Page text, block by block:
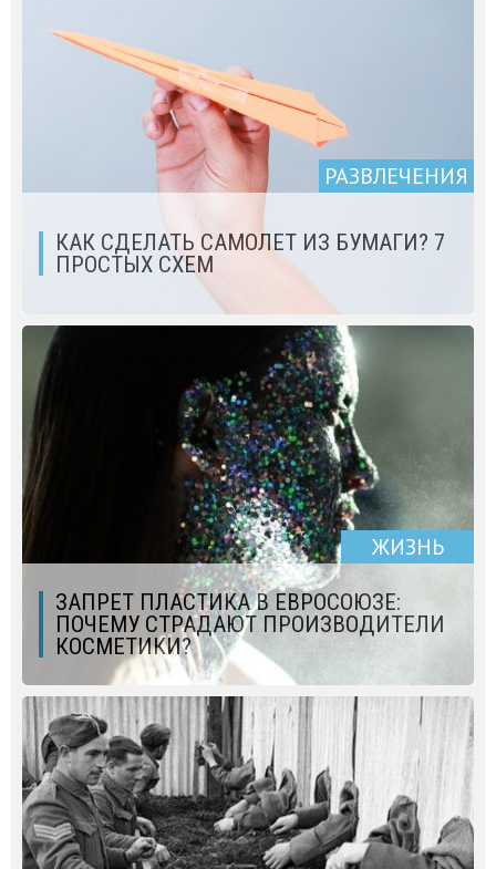
РАЗВЛЕЧЕНИЯ
КАК СДЕЛАТЬ САМОЛЕТ ИЗ БУМАГИ? 7
ПРОСТЫХ СХЕМ
ЖИЗНЬ
ЗАПРЕТ ПЛАСТИКА В ЕВРОСОЮЗЕ:
ПОЧЕМУ СТРАДАЮТ ПРОИЗВОДИТЕЛИ
КОСМЕТИКИ?